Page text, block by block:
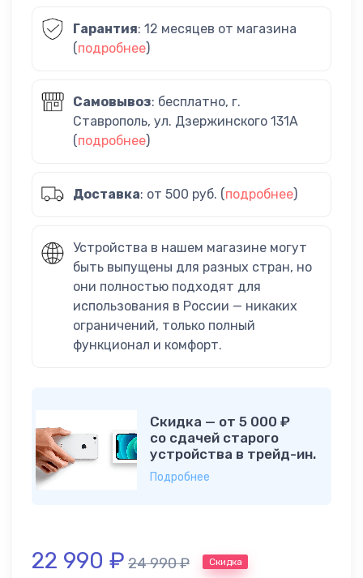
Гарантия: 12 месяцев от магазина
(подробнее)
Самовывоз: бесплатно, г.
Ставрополь, ул. Дзержинского 131А
(подробнее)
Доставка: от 500 руб. (подробнее)
Устройства в нашем магазине могут
быть выпущены для разных стран, но
они полностью подходят для
использования в России — никаких
ограничений, только полный
функционал и комфорт.
Скидка — от 5 000 ₽
со сдачей старого
устройства в трейд-ин.
Подробнее
22 990 ₽ 24 990₽ Скидка